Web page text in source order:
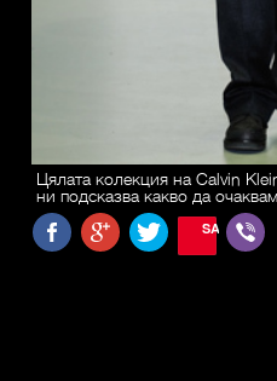
Цялата колекция на Calvin
ни подсказва какво да
SAVE